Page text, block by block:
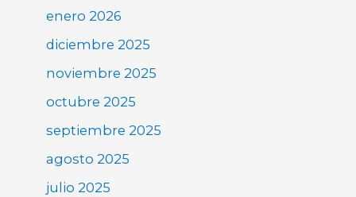
enero 2026
diciembre 2025
noviembre 2025
octubre 2025
septiembre 2025
agosto 2025
julio 2025